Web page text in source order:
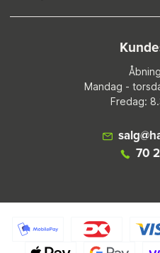
Mandag -
Fredag:
70